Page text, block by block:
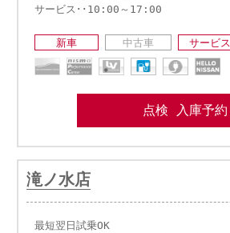
サービス･･10:00～17:00
新車 中古車 サービス
点検 入庫予約
滝ノ水店
最短翌日試乗OK